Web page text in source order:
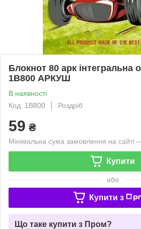
Блокнот 80 арк інтегральна
1В800 АРКУШ
В наявності
Код: 1В800
Роздріб
59 ₴
Мінімальна сума замовлення на сайті
Купити
або
Купити з
Що таке купити з Пром?